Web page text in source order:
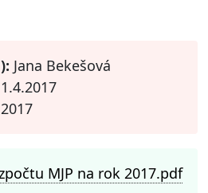
Jana Bekešová
MJP na rok 2017.pdf